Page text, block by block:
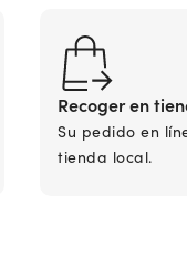
Recoger en
Su pedido en
tienda local.